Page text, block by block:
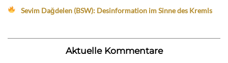
Sevim Dağdelen (BSW): Desinformation im Sinne des Kremls
Aktuelle Kommentare